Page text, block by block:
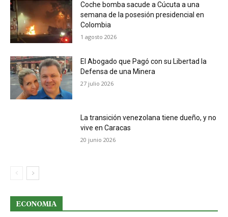
Coche bomba sacude a Cúcuta a una
semana de la posesión presidencial en
Colombia
1 agosto 2026
El Abogado que Pagó con su Libertad la
Defensa de una Minera
27 julio 2026
La transición venezolana tiene dueño, y no
vive en Caracas
20 junio 2026
ECONOMIA